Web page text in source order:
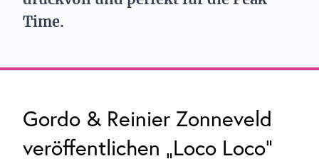
Time.
Gordo & Reinier Zonneveld
veröffentlichen „Loco Loco“